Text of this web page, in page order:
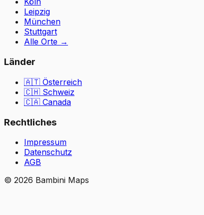
Leipzig
München
Stuttgart
Alle Orte →
Länder
🇦🇹 Österreich
🇨🇭 Schweiz
🇨🇦 Canada
Rechtliches
Impressum
Datenschutz
AGB
© 2026 Bambini Maps